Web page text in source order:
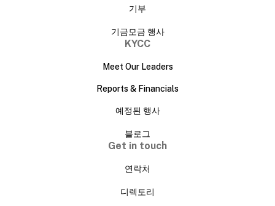
기부
기금모금 행사
KYCC
Meet Our Leaders
Reports & Financials
예정된 행사
블로그
Get in touch
연락처
디렉토리